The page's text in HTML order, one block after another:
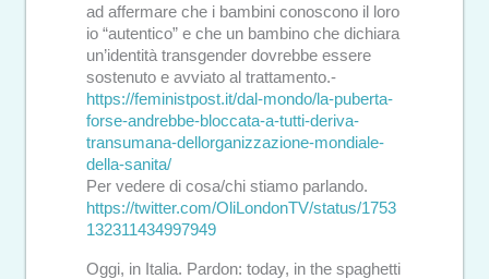
ad affermare che i bambini conoscono il loro
io “autentico” e che un bambino che dichiara
un’identità transgender dovrebbe essere
sostenuto e avviato al trattamento.-
https://feministpost.it/dal-mondo/la-puberta-
forse-andrebbe-bloccata-a-tutti-deriva-
transumana-dellorganizzazione-mondiale-
della-sanita/
Per vedere di cosa/chi stiamo parlando.
https://twitter.com/OliLondonTV/status/1753
132311434997949
Oggi, in Italia. Pardon: today, in the spaghetti